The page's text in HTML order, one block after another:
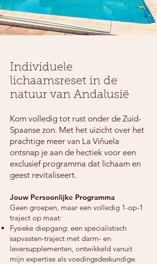
Individuele
lichaamsreset in de
natuur van Andalusië
Kom volledig tot rust onder de Zuid-
Spaanse zon. Met het uizicht over het
prachtige meer van La Viñuela
ontsnap je aan de hectiek voor een
exclusief programma dat lichaam en
geest revitaliseert.
Jouw Persoonlijke Programma
Geen groepen, maar een volledig 1-op-1
traject op maat:
Fysieke diepgang: een specialistisch
sapvasten-traject met darm- en
leversupplementen, ontwikkeld vanuit
mijn expertise als voedingsdeskundige.